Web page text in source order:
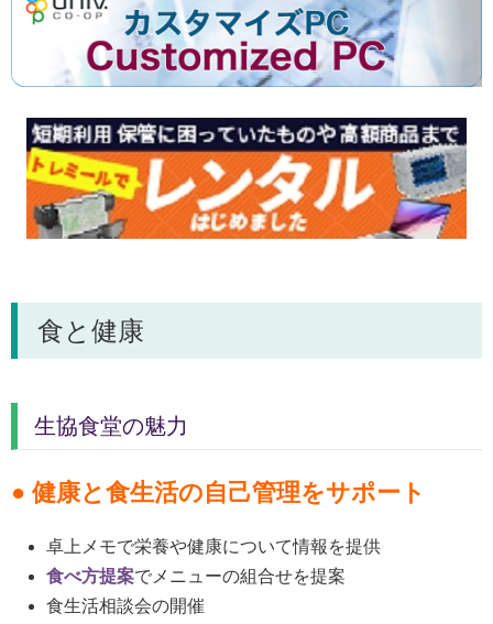
食と健康
生協食堂の魅力
● 健康と食生活の自己管理をサポート
卓上メモで栄養や健康について情報を提供
食べ方提案でメニューの組合せを提案
食生活相談会の開催